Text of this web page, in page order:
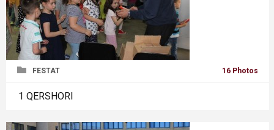
FESTAT 16 Photos
1 QERSHORI